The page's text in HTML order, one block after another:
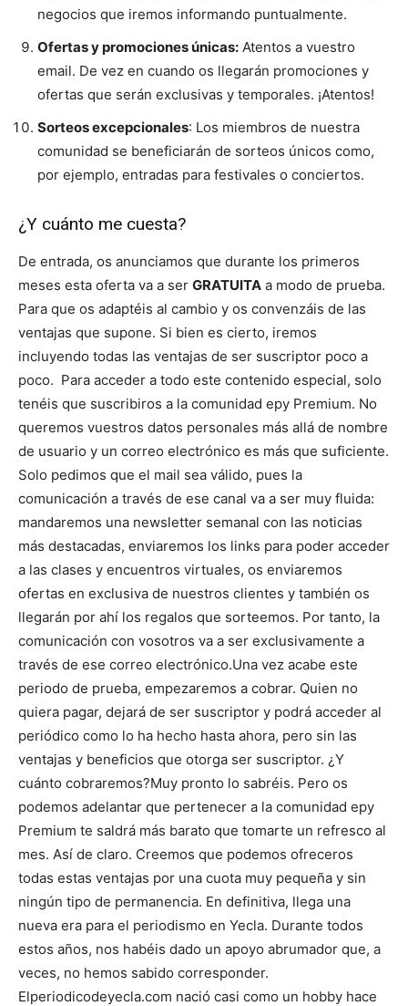
negocios que iremos informando puntualmente.
Ofertas y promociones únicas: Atentos a vuestro
email. De vez en cuando os llegarán promociones y
ofertas que serán exclusivas y temporales. ¡Atentos!
Sorteos excepcionales: Los miembros de nuestra
comunidad se beneficiarán de sorteos únicos como,
por ejemplo, entradas para festivales o conciertos.
¿Y cuánto me cuesta?
De entrada, os anunciamos que durante los primeros
meses esta oferta va a ser GRATUITA a modo de prueba.
Para que os adaptéis al cambio y os convenzáis de las
ventajas que supone. Si bien es cierto, iremos
incluyendo todas las ventajas de ser suscriptor poco a
poco. Para acceder a todo este contenido especial, solo
tenéis que suscribiros a la comunidad epy Premium. No
queremos vuestros datos personales más allá de nombre
de usuario y un correo electrónico es más que suficiente.
Solo pedimos que el mail sea válido, pues la
comunicación a través de ese canal va a ser muy fluida:
mandaremos una newsletter semanal con las noticias
más destacadas, enviaremos los links para poder acceder
a las clases y encuentros virtuales, os enviaremos
ofertas en exclusiva de nuestros clientes y también os
llegarán por ahí los regalos que sorteemos. Por tanto, la
comunicación con vosotros va a ser exclusivamente a
través de ese correo electrónico.Una vez acabe este
periodo de prueba, empezaremos a cobrar. Quien no
quiera pagar, dejará de ser suscriptor y podrá acceder al
periódico como lo ha hecho hasta ahora, pero sin las
ventajas y beneficios que otorga ser suscriptor. ¿Y
cuánto cobraremos?Muy pronto lo sabréis. Pero os
podemos adelantar que pertenecer a la comunidad epy
Premium te saldrá más barato que tomarte un refresco al
mes. Así de claro. Creemos que podemos ofreceros
todas estas ventajas por una cuota muy pequeña y sin
ningún tipo de permanencia. En definitiva, llega una
nueva era para el periodismo en Yecla. Durante todos
estos años, nos habéis dado un apoyo abrumador que, a
veces, no hemos sabido corresponder.
Elperiodicodeyecla.com nació casi como un hobby hace